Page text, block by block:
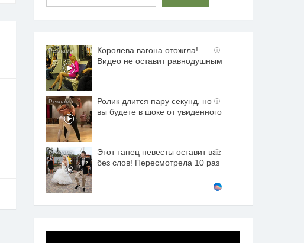
i
Королева вагона отожгла!
Видео не оставит равнодушным
i
Ролик длится пару секунд, но
вы будете в шоке от увиденного
i
Этот танец невесты оставит вас
без слов! Пересмотрела 10 раз